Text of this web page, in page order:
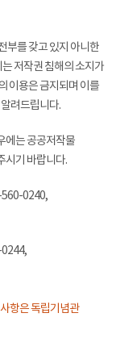
부를 갖고 있지 아니한
저작권 침해의 소지가
이용은 금지되며 이를
려드립니다.
에는 공공저작물
시기 바랍니다.
560-0240,
0244,
항은 독립기념관